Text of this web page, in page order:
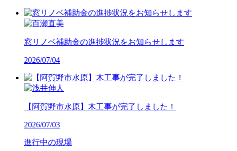
窓リノベ補助金の進捗状況をお知らせします
2026/07/04
【阿賀野市水原】木工事が完了しました！
2026/07/03
進行中の現場